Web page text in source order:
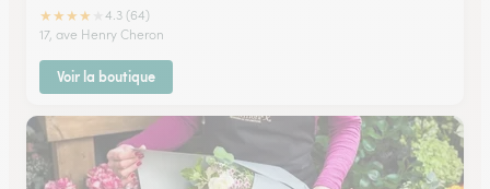
★★★★
4.3 (64)
17, ave Henry Cheron
Voir la boutique